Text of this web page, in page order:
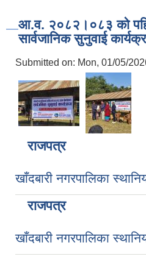
आ.व. २०८२।०८३ को
सार्वजानिक सुनुवाई
Submitted on: Mon, 01/05/
राजपत्र
खाँदबारी नगरपालिका
राजपत्र
खाँदबारी नगरपालिका